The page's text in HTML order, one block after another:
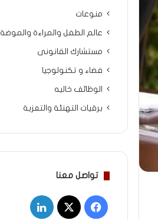
منوعات
عالم الطفل والمراءة والموضة
مستشارك القانونى
فضاء و تكنولوجيا
الوظائف خاليه
برقيات التهنئة والتعزية
تواصل معنا
فيسبوك
‫X لينكدإن